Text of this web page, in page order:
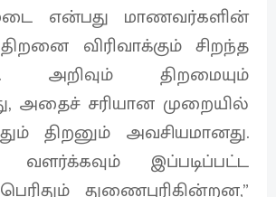
என்பது மாணவர்களின்
விரிவாக்கும் சிறந்த
அறிவும் திறமையும்
அதைச் சரியான முறையில்
திறனும் அவசியமானது.
இப்படிப்பட்ட
துணைபுரிகின்றன,”